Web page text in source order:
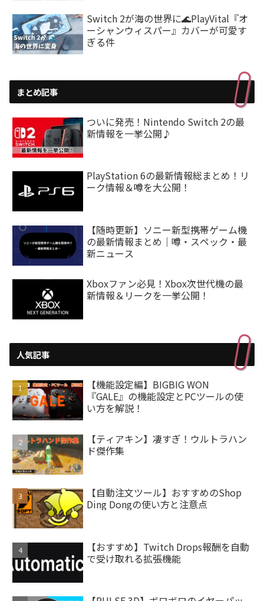
Switch 2が海の世界に🌊PlayVital『オ
ーシャンウィスパー』カバーが可愛す
ぎる件
まとめ記事
ついに発売！Nintendo Switch 2の最
新情報を一挙公開♪
PlayStation 6の最新情報総まとめ！リ
ーク情報＆噂を大公開！
【随時更新】ソニー新型携帯ゲーム機
の最新情報まとめ｜噂・スペック・最
新ニュース
Xboxファン必見！Xbox次世代機の最
新情報＆リークを一挙公開！
人気記事
【機能設定編】BIGBIG WON
『GALE』の機能設定とPCツールの使
い方を解説！
【ティアキン】凄すぎ！ウルトラハン
ド傑作集
【自動注文ツール】おすすめのShop
Ding Dongの使い方と注意点
【おすすめ】Twitch Drops報酬を自動
で受け取れる拡張機能